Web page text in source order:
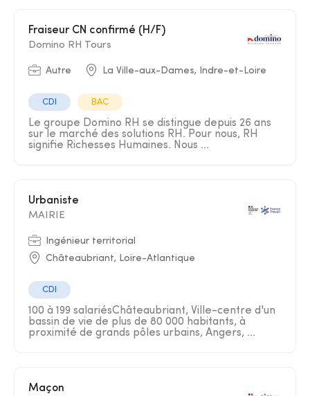
Fraiseur CN confirmé (H/F)
Domino RH Tours
Autre La Ville-aux-Dames, Indre-et-Loire
CDI BAC
Le groupe Domino RH se distingue depuis 26 ans
sur le marché des solutions RH. Pour nous, RH
signifie Richesses Humaines. Nous ...
Urbaniste
MAIRIE
Ingénieur territorial
Châteaubriant, Loire-Atlantique
CDI
100 à 199 salariésChâteaubriant, Ville-centre d'un
bassin de vie de plus de 80 000 habitants, à
proximité de grands pôles urbains, Angers, ...
Maçon